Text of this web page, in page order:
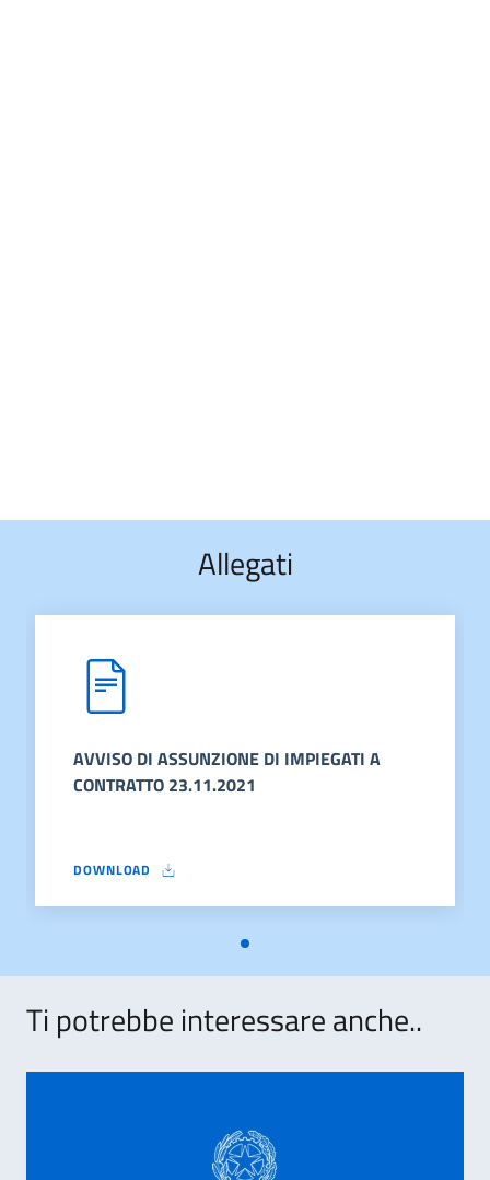
Allegati
AVVISO DI ASSUNZIONE DI IMPIEGATI A
CONTRATTO 23.11.2021
DOWNLOAD
AVVISO DI ASSUNZIONE DI IMPIEGATI A CONTRATTO
Ti potrebbe interessare anche..